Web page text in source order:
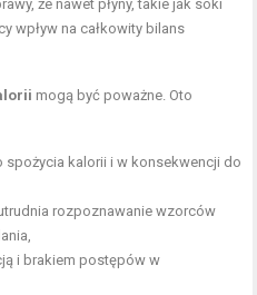
że nawet płyny, takie jak soki
wpływ na całkowity bilans
mogą być poważne. Oto
kalorii i w konsekwencji do
rozpoznawanie wzorców
i brakiem postępów w